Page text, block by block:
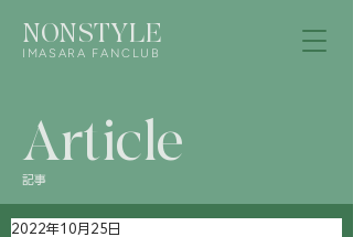
NONSTYLE
IMASARA FANCLUB
Article
記事
2022年10月25日